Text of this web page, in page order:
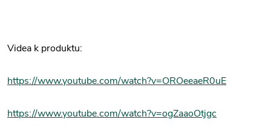
Videa k produktu:
https://www.youtube.com/watch?v=OROeeaeR0uE
https://www.youtube.com/watch?v=ogZaaoOtjgc